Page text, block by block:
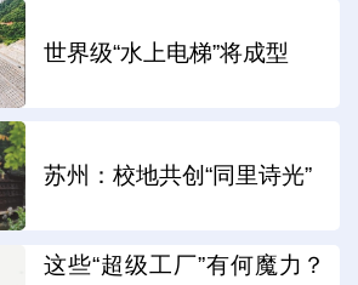
世界级“水上电梯”将成型
苏州：校地共创“同里诗光”
这些“超级工厂”有何魔力？